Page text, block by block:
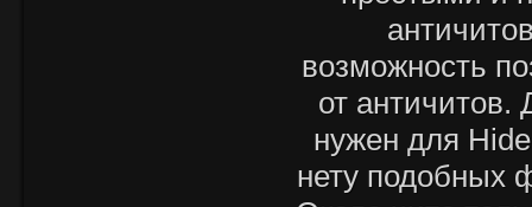
возможность
от античитов.
нужен для
нету подобных